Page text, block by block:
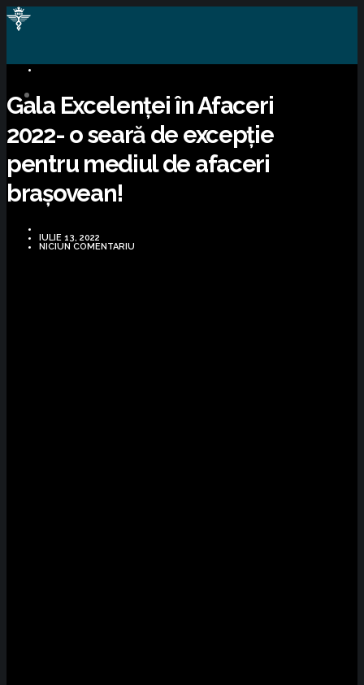
Gala Excelenței în Afaceri
2022- o seară de excepție
pentru mediul de afaceri
brașovean!
IULIE 13, 2022
NICIUN COMENTARIU